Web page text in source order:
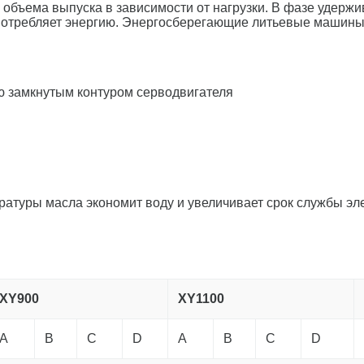
выпуска в зависимости от нагрузки. В фазе
энергию. Энергосберегающие литьевые
контуром серводвигателя
масла экономит воду и увеличивает срок службы
XY900 XY1100
A B C D A B C D